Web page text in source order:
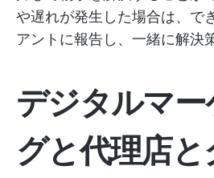
や遅れが発生した場合は、で
アントに報告し、一緒に解決
デジタルマ
グと代理店